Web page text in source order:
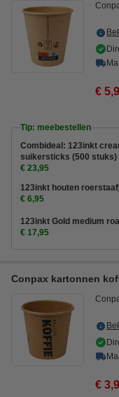
€
Tip: meebestellen
Combideal: 123inkt
suikersticks (500 stuks)
€ 23,95
123inkt houten
€ 6,95
123inkt Gold medium
€ 17,95
Conpax kartonnen
€